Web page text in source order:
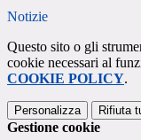
Notizie
Questo sito o gli
cookie necessari al
COOKIE POLICY.
Personalizza Rifiuta
Gestione cookie